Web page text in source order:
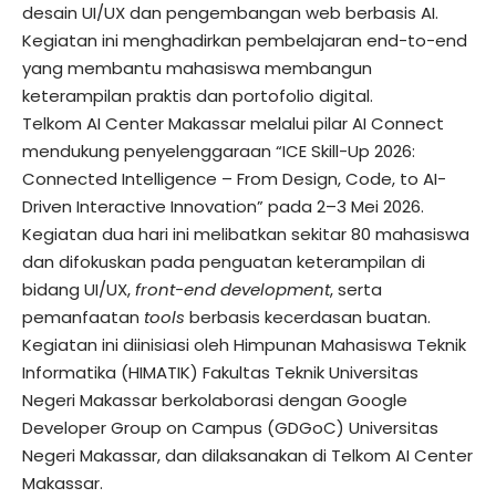
desain UI/UX dan pengembangan web berbasis AI.
Kegiatan ini menghadirkan pembelajaran end-to-end
yang membantu mahasiswa membangun
keterampilan praktis dan portofolio digital.
Telkom AI Center Makassar melalui pilar AI Connect
mendukung penyelenggaraan “ICE Skill-Up 2026:
Connected Intelligence – From Design, Code, to AI-
Driven Interactive Innovation” pada 2–3 Mei 2026.
Kegiatan dua hari ini melibatkan sekitar 80 mahasiswa
dan difokuskan pada penguatan keterampilan di
bidang UI/UX,front-end development, serta
pemanfaatan tools berbasis kecerdasan buatan.
Kegiatan ini diinisiasi oleh Himpunan Mahasiswa Teknik
Informatika (HIMATIK) Fakultas Teknik Universitas
Negeri Makassar berkolaborasi dengan Google
Developer Group on Campus (GDGoC) Universitas
Negeri Makassar, dan dilaksanakan di Telkom AI Center
Makassar.